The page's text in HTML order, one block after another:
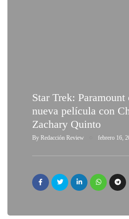
Star Trek:
nueva película con
Zachary Quinto
By Redacción Review febrero 16,